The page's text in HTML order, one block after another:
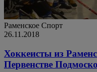
Раменское Спорт
26.11.2018
Хоккеисты из
Первенстве